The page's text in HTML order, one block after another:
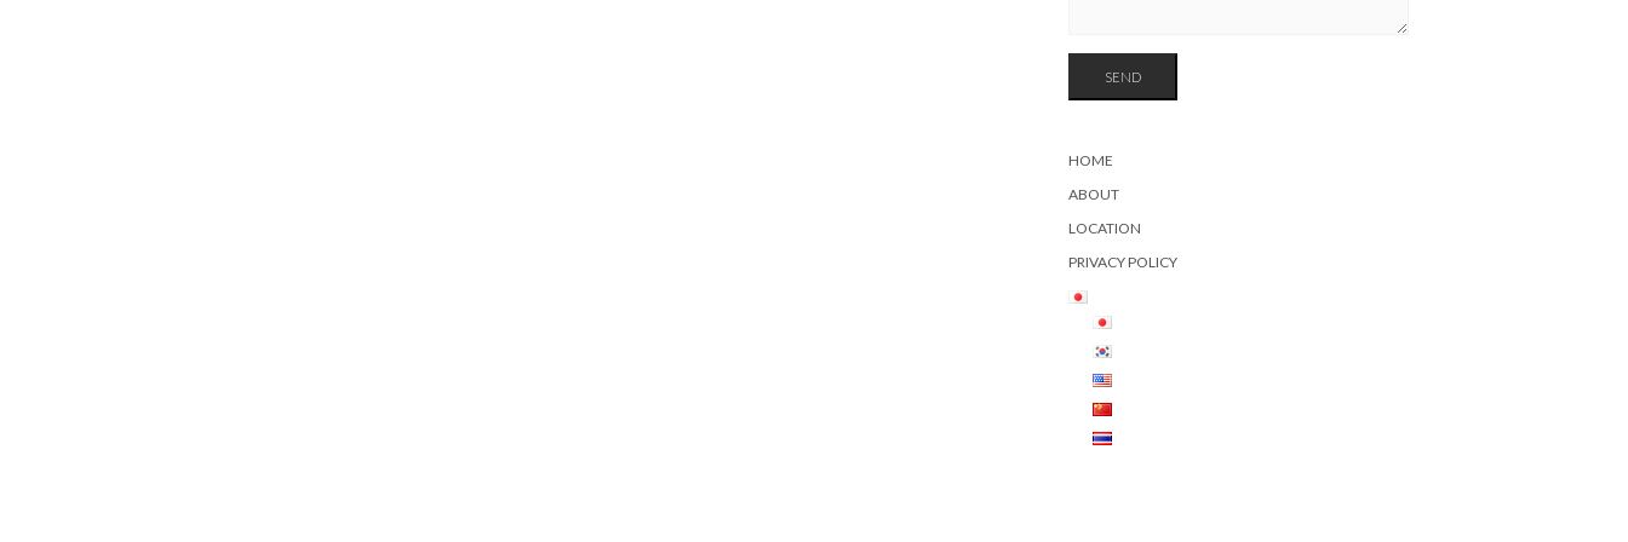
HOME
ABOUT
LOCATION
PRIVACY POLICY